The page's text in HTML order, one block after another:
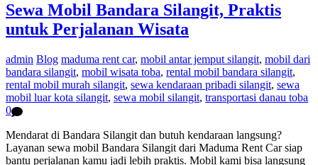
Sewa Mobil Bandara Silangit, Praktis
untuk Perjalanan Wisata
admin Blog maduma rent car, mobil antar jemput silangit, mobil dari
bandara silangit, mobil wisata toba, rental mobil bandara silangit,
rental mobil murah silangit, sewa kendaraan pribadi silangit, sewa
mobil luar kota silangit, sewa mobil silangit, transportasi danau toba
0
Mendarat di Bandara Silangit dan butuh kendaraan langsung?
Layanan sewa mobil Bandara Silangit dari Maduma Rent Car siap
bantu perjalanan kamu jadi lebih praktis. Mobil kami bisa langsung